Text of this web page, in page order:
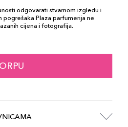
odgovarati stvarnom izgledu i
pogrešaka Plaza parfumerija ne
cijena i fotografija.